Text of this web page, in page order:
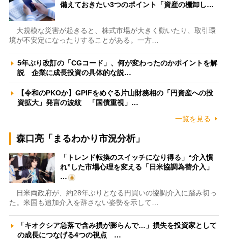
備えておきたい3つのポイント「資産の棚卸し…
大規模な災害が起きると、株式市場が大きく動いたり、取引環
境が不安定になったりすることがある。一方…
5年ぶり改訂の「CGコード」、何が変わったのかポイントを解
説 企業に成長投資の具体的な説…
【令和のPKOか】GPIFをめぐる片山財務相の「円資産への投
資拡大」発言の波紋 「国債重視」…
一覧を見る
森口亮「まるわかり市況分析」
「トレンド転換のスイッチになり得る」“介入慣
れ”した市場心理を変える「日米協調為替介入」
…
日米両政府が、約28年ぶりとなる円買いの協調介入に踏み切っ
た。米国も追加介入を辞さない姿勢を示して…
「キオクシア急落で含み損が膨らんで…」損失を投資家として
の成長につなげる4つの視点 …